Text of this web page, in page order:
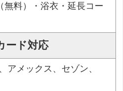
無料）・浴衣・延長コー
ード対応
アメックス、セゾン、